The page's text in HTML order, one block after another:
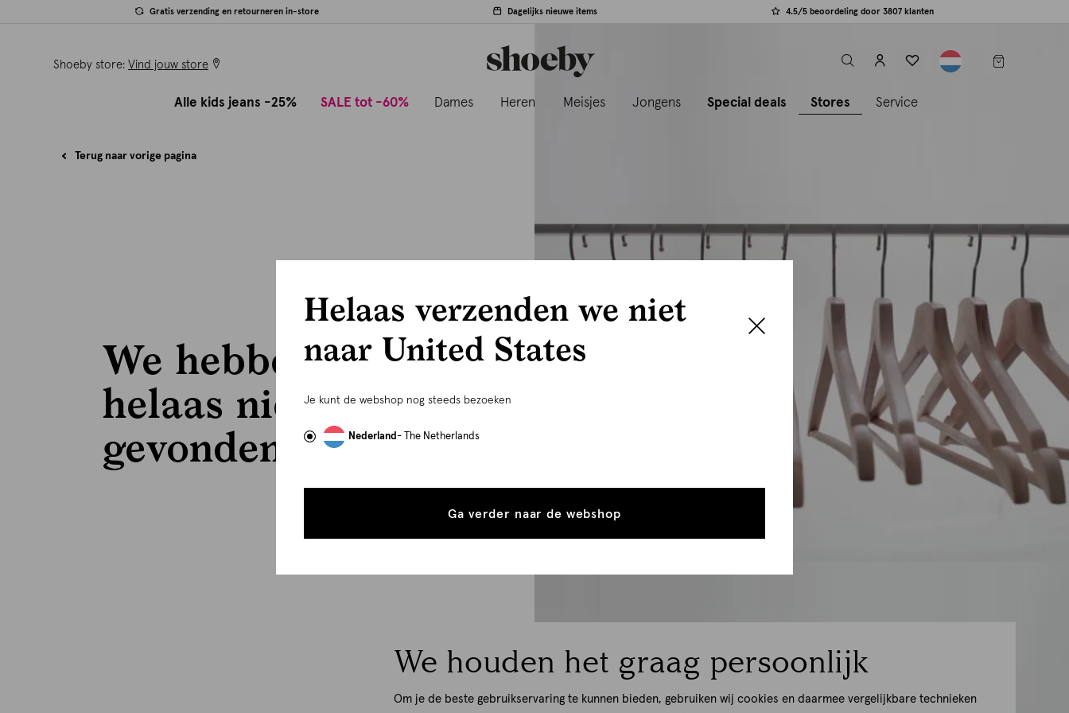
We houden het graag persoonlijk
Om je de beste gebruikservaring te kunnen bieden, gebruiken wij cookies en daarmee vergelijkbare technieken
Gratis verzending en retourneren in-store Dagelijks nieuwe items 4.5/5 beoordeling door 3807 klanten
Shoeby store: Vind jouw store
label.header.toggle
Alle kids jeans -25% SALE tot -60% Dames Heren Meisjes Jongens Special deals Stores Service
Terug naar vorige pagina
We hebben
helaas niets
gevonden..
Helaas verzenden we niet
naar United States
Je kunt de webshop nog steeds bezoeken
Nederland- The Netherlands
Ga verder naar de webshop